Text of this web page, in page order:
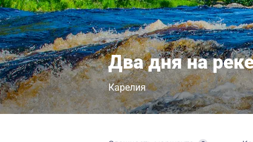
Два дня на
Карелия